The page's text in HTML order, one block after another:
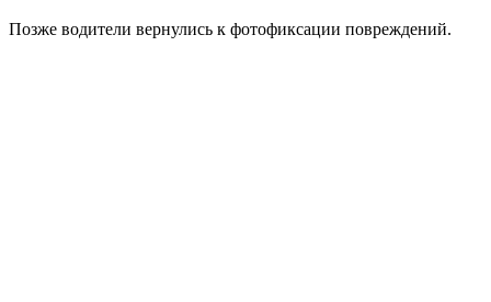
Позже водители вернулись к фотофиксации повреждений.